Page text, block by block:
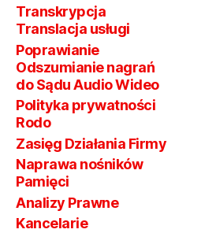
Transkrypcja
Translacja usługi
Poprawianie
Odszumianie nagrań
do Sądu Audio Wideo
Polityka prywatności
Rodo
Zasięg Działania Firmy
Naprawa nośników
Pamięci
Analizy Prawne
Kancelarie